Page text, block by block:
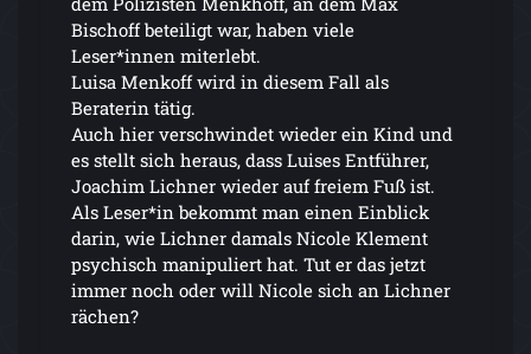
Bischoff beteiligt war, haben viele
Leser*innen miterlebt.
Luisa Menkoff wird in diesem Fall als
Beraterin tätig.
Auch hier verschwindet wieder ein Kind und
es stellt sich heraus, dass Luises Entführer,
Joachim Lichner wieder auf freiem Fuß ist.
Als Leser*in bekommt man einen Einblick
darin, wie Lichner damals Nicole Klement
psychisch manipuliert hat. Tut er das jetzt
immer noch oder will Nicole sich an Lichner
rächen?